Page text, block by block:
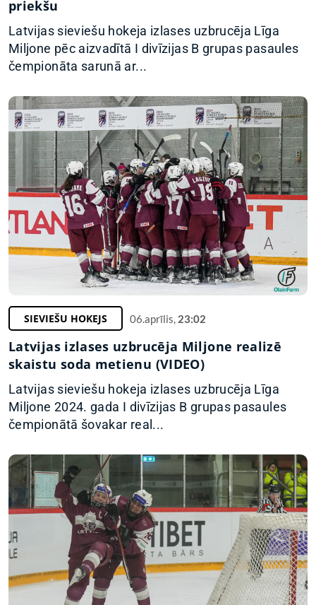
priekšu
Latvijas sieviešu hokeja izlases uzbrucēja Līga
Miljone pēc aizvadītā I divīzijas B grupas pasaules
čempionāta sarunā ar...
SIEVIEŠU HOKEJS 06.aprīlis, 23:02
Latvijas izlases uzbrucēja Miljone realizē
skaistu soda metienu (VIDEO)
Latvijas sieviešu hokeja izlases uzbrucēja Līga
Miljone 2024. gada I divīzijas B grupas pasaules
čempionātā šovakar real...